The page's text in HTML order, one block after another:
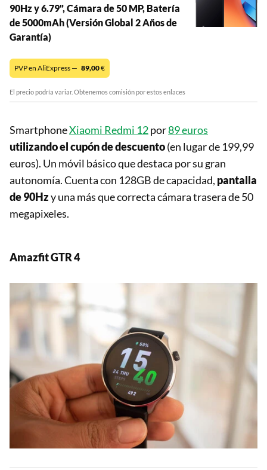
90Hz y 6.79", Cámara de 50 MP, Batería
de 5000mAh (Versión Global 2 Años de
Garantía)
PVP en AliExpress — 89,00€
El precio podría variar. Obtenemos comisión por estos enlaces
SmartphoneXiaomi Redmi 12por89 euros
utilizando el cupón de descuento(en lugar de 199,99
euros). Un móvil básico que destaca por su gran
autonomía. Cuenta con 128GB de capacidad, pantalla
de 90Hzy una más que correcta cámara trasera de 50
megapixeles.
Amazfit GTR 4